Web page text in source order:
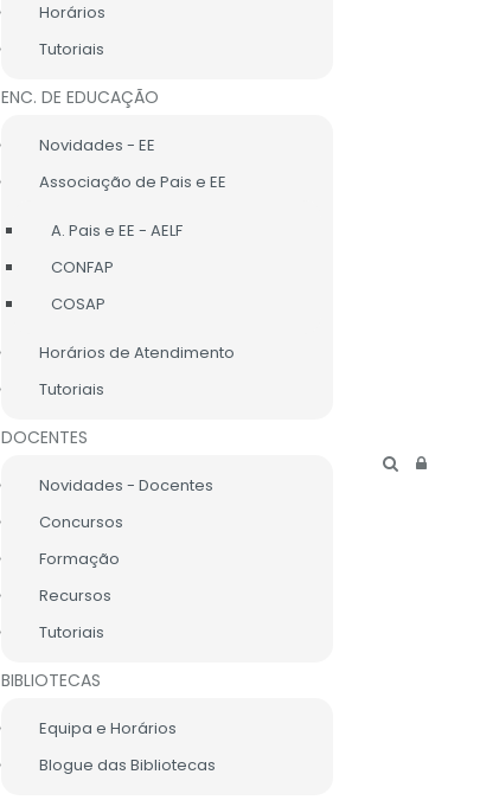
Horários
Tutoriais
ENC. DE EDUCAÇÃO
Novidades - EE
Associação de Pais e EE
A. Pais e EE - AELF
CONFAP
COSAP
Horários de Atendimento
Tutoriais
DOCENTES
Novidades - Docentes
Concursos
Formação
Recursos
Tutoriais
BIBLIOTECAS
Equipa e Horários
Blogue das Bibliotecas